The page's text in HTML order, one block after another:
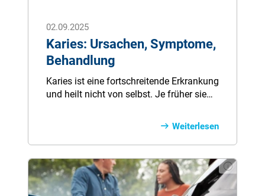
02.09.2025
Karies: Ursachen, Symptome,
Behandlung
Karies ist eine fortschreitende Erkrankung
und heilt nicht von selbst. Je früher sie
behandelt werden. Regelmäßige
Zahnarztkontrollen, gründliches
Zähneputzen mit fluoridhaltiger
Zahnpasta, Zahnseide und eine
zuckerarme Ernährung sind die beste
Vorbeugung.
Weiterlesen